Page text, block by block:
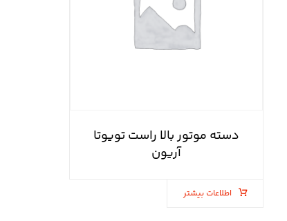
دسته موتور بالا راست تویوتا
آریون
اطلاعات بیشتر